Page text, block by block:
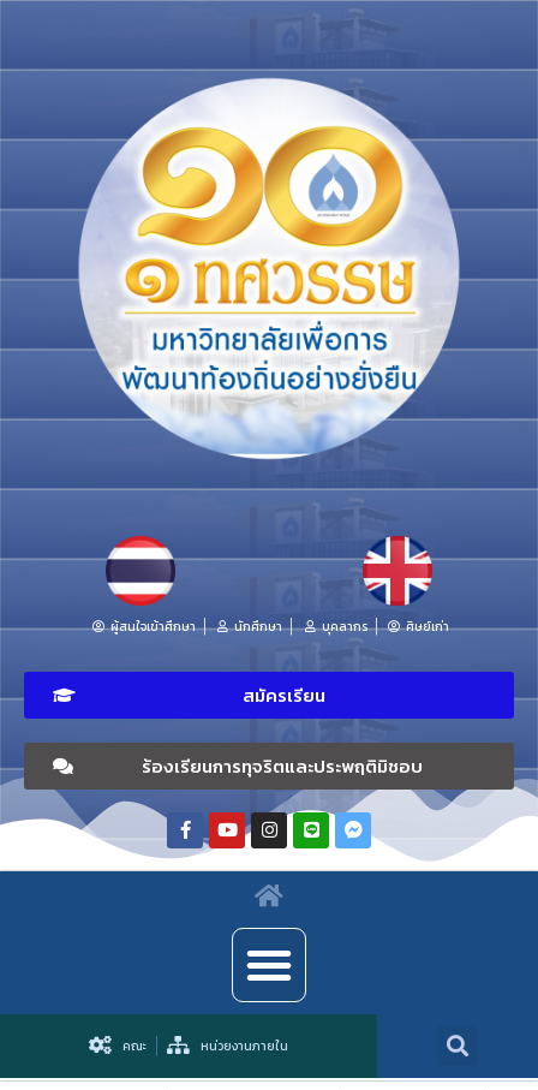
ผู้สนใจเข้าศึกษา นักศึกษา บุคลากร ศิษย์เก่า
สมัครเรียน
ร้องเรียนการทุจริตและประพฤติมิชอบ
คณะ หน่วยงานภายใน